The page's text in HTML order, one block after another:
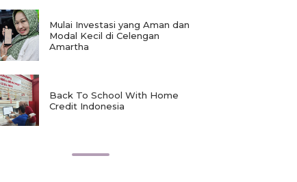
Mulai Investasi yang Aman dan
Modal Kecil di Celengan
Amartha
Back To School With Home
Credit Indonesia